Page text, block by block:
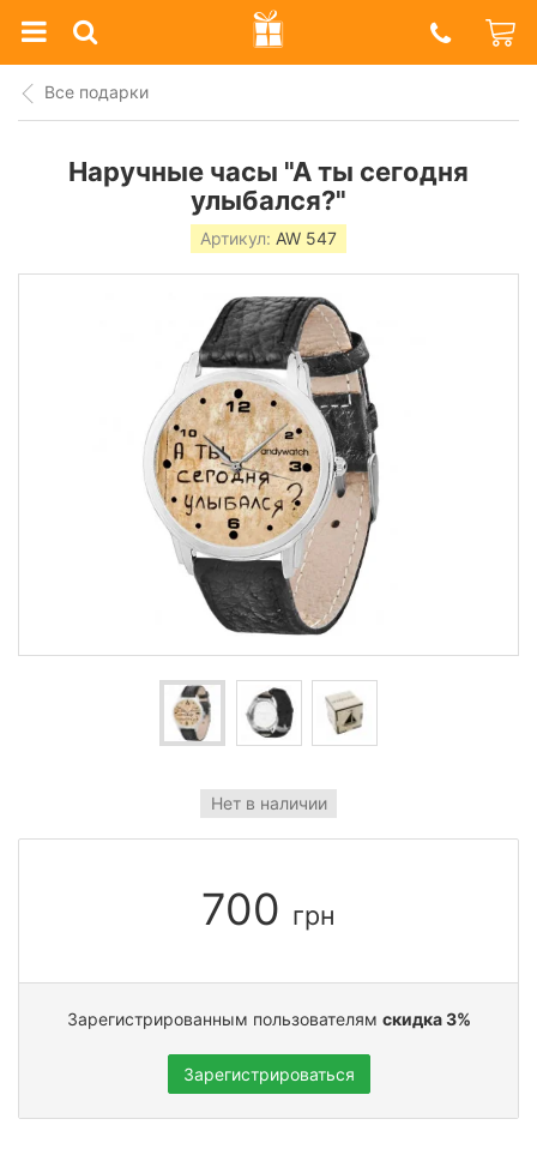
Prazdnik
Shop
Все подарки
Наручные часы "А ты сегодня
улыбался?"
Артикул: AW 547
Нет в наличии
700 грн
Зарегистрированным пользователям скидка 3%
Зарегистрироваться